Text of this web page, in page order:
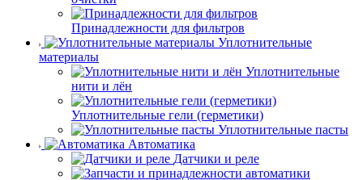
Принадлежности для фильтров
Уплотнительные
материалы
Уплотнительные
нити и лён
Уплотнительные гели (герметики)
Уплотнительные пасты
Автоматика
Датчики и реле